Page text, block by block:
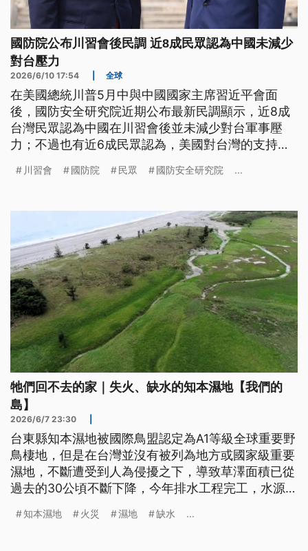
國防院公布川習會後民調 近8成民眾認為中國未減少
對台壓力
2026/6/10 17:54 全球
在美國總統川普5月中與中國國家主席習近平會面
後，國防安全研究院近期公布最新民調顯示，近8成
台灣民眾認為中國在川習會後並未減少對台軍事壓
力；不過也有近6成民眾認為，美國對台灣的支持未
川習會 國防院 民眾 國防安全研究院 ...
牠們回不去的家｜失火、缺水的知本濕地【我們的
島】
2026/6/7 23:30
台東縣知本濕地被國際鳥盟認定為A1等級全球重要野
鳥棲地，但是在台灣並沒有被列為地方或國家級重要
濕地，不斷遭受到人為侵擾之下，導致草澤面積已從
過去的30公頃不斷下降，今年排水工程完工，水源被
年來最嚴重的大火，燒毀這些生物的家園。 此外，
知本濕地 火災 濕地 缺水 ...